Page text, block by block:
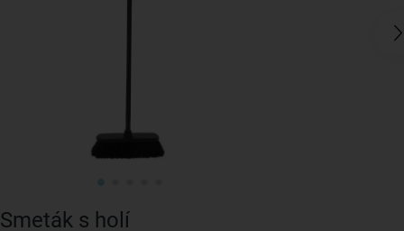
Smeták s holí